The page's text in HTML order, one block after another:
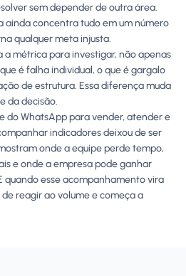
sem depender de outra área.
ainda concentra tudo em um número
qualquer meta injusta.
a métrica para investigar, não apenas
é falha individual, o que é gargalo
de estrutura. Essa diferença muda
da decisão.
do WhatsApp para vender, atender e
indicadores deixou de ser
onde a equipe perde tempo,
e onde a empresa pode ganhar
quando esse acompanhamento vira
reagir ao volume e começa a